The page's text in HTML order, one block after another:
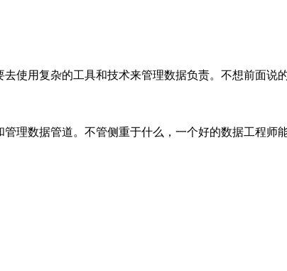
使用复杂的工具和技术来管理数据负责。不想前面说
理数据管道。不管侧重于什么，一个好的数据工程师